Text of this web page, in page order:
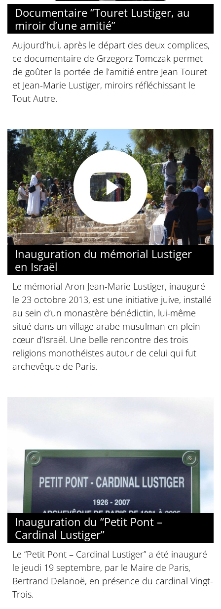
Documentaire “Touret Lustiger, au
miroir d’une amitié”
Aujourd’hui, après le départ des deux complices,
ce documentaire de Grzegorz Tomczak permet
de goûter la portée de l’amitié entre Jean Touret
et Jean-Marie Lustiger, miroirs réfléchissant le
Tout Autre.
Inauguration du mémorial Lustiger
en Israël
Le mémorial Aron Jean-Marie Lustiger, inauguré
le 23 octobre 2013, est une initiative juive, installé
au sein d’un monastère bénédictin, lui-même
situé dans un village arabe musulman en plein
cœur d’Israël. Une belle rencontre des trois
religions monothéistes autour de celui qui fut
archevêque de Paris.
Inauguration du “Petit Pont –
Cardinal Lustiger”
Le “Petit Pont – Cardinal Lustiger” a été inauguré
le jeudi 19 septembre, par le Maire de Paris,
Bertrand Delanoë, en présence du cardinal Vingt-
Trois.